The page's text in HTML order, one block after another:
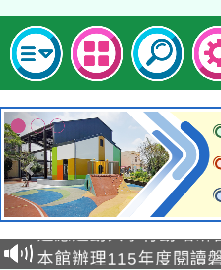
本校115學年度第2次
招)
適應運動共學行動站研
本館辦理115年度閱讀